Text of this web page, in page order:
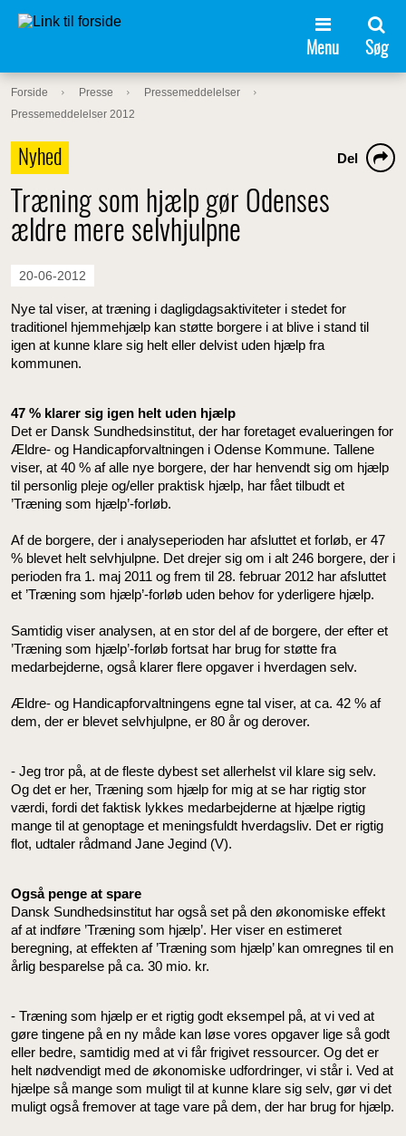
Menu Søg
Forside Presse
Pressemeddelelser
Pressemeddelelser 2012
Nyhed
Træning som hjælp gør Odenses
ældre mere selvhjulpne
Del
20-06-2012
Nye tal viser, at træning i dagligdagsaktiviteter i stedet for
traditionel hjemmehjælp kan støtte borgere i at blive i stand til
igen at kunne klare sig helt eller delvist uden hjælp fra
kommunen.
47 % klarer sig igen helt uden hjælp
Det er Dansk Sundhedsinstitut, der har foretaget evalueringen for
Ældre- og Handicapforvaltningen i Odense Kommune. Tallene
viser, at 40 % af alle nye borgere, der har henvendt sig om hjælp
til personlig pleje og/eller praktisk hjælp, har fået tilbudt et
’Træning som hjælp’-forløb.
Af de borgere, der i analyseperioden har afsluttet et forløb, er 47
% blevet helt selvhjulpne. Det drejer sig om i alt 246 borgere, der i
perioden fra 1. maj 2011 og frem til 28. februar 2012 har afsluttet
et ’Træning som hjælp’-forløb uden behov for yderligere hjælp.
Samtidig viser analysen, at en stor del af de borgere, der efter et
’Træning som hjælp’-forløb fortsat har brug for støtte fra
medarbejderne, også klarer flere opgaver i hverdagen selv.
Ældre- og Handicapforvaltningens egne tal viser, at ca. 42 % af
dem, der er blevet selvhjulpne, er 80 år og derover.
- Jeg tror på, at de fleste dybest set allerhelst vil klare sig selv.
Og det er her, Træning som hjælp for mig at se har rigtig stor
værdi, fordi det faktisk lykkes medarbejderne at hjælpe rigtig
mange til at genoptage et meningsfuldt hverdagsliv. Det er rigtig
flot, udtaler rådmand Jane Jegind (V).
Også penge at spare
Dansk Sundhedsinstitut har også set på den økonomiske effekt
af at indføre ’Træning som hjælp’. Her viser en estimeret
beregning, at effekten af ’Træning som hjælp’ kan omregnes til en
årlig besparelse på ca. 30 mio. kr.
- Træning som hjælp er et rigtig godt eksempel på, at vi ved at
gøre tingene på en ny måde kan løse vores opgaver lige så godt
eller bedre, samtidig med at vi får frigivet ressourcer. Og det er
helt nødvendigt med de økonomiske udfordringer, vi står i. Ved at
hjælpe så mange som muligt til at kunne klare sig selv, gør vi det
muligt også fremover at tage vare på dem, der har brug for hjælp.